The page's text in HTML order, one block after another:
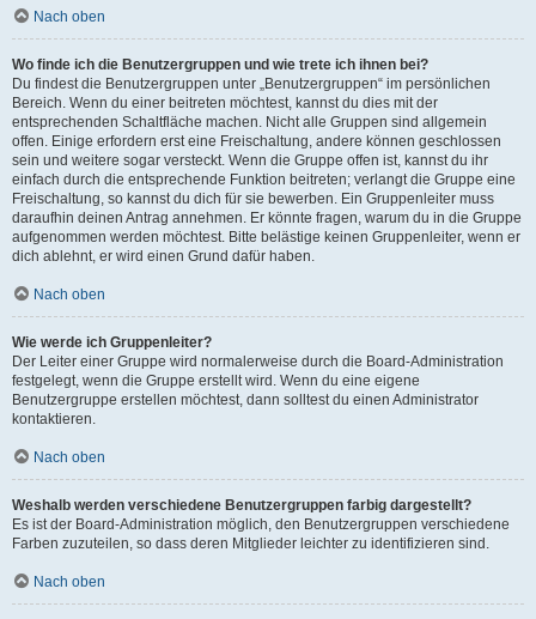
Nach oben
Wo finde ich die Benutzergruppen und wie trete ich ihnen bei?
Du findest die Benutzergruppen unter „Benutzergruppen“ im persönlichen
Bereich. Wenn du einer beitreten möchtest, kannst du dies mit der
entsprechenden Schaltfläche machen. Nicht alle Gruppen sind allgemein
offen. Einige erfordern erst eine Freischaltung, andere können geschlossen
sein und weitere sogar versteckt. Wenn die Gruppe offen ist, kannst du ihr
einfach durch die entsprechende Funktion beitreten; verlangt die Gruppe eine
Freischaltung, so kannst du dich für sie bewerben. Ein Gruppenleiter muss
daraufhin deinen Antrag annehmen. Er könnte fragen, warum du in die Gruppe
aufgenommen werden möchtest. Bitte belästige keinen Gruppenleiter, wenn er
dich ablehnt, er wird einen Grund dafür haben.
Nach oben
Wie werde ich Gruppenleiter?
Der Leiter einer Gruppe wird normalerweise durch die Board-Administration
festgelegt, wenn die Gruppe erstellt wird. Wenn du eine eigene
Benutzergruppe erstellen möchtest, dann solltest du einen Administrator
kontaktieren.
Nach oben
Weshalb werden verschiedene Benutzergruppen farbig dargestellt?
Es ist der Board-Administration möglich, den Benutzergruppen verschiedene
Farben zuzuteilen, so dass deren Mitglieder leichter zu identifizieren sind.
Nach oben